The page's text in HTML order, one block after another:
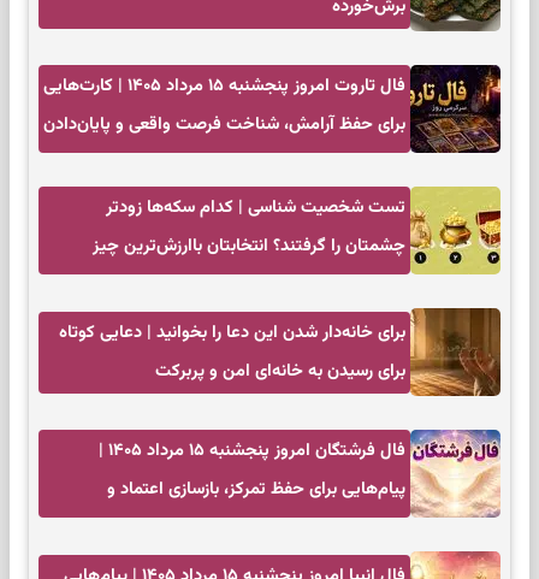
برش‌خورده
فال تاروت امروز پنجشنبه ۱۵ مرداد ۱۴۰۵ | کارت‌هایی
برای حفظ آرامش، شناخت فرصت واقعی و پایان‌دادن
تست شخصیت شناسی | کدام سکه‌ها زودتر
چشمتان را گرفتند؟ انتخابتان باارزش‌ترین چیز
برای خانه‌دار شدن این دعا را بخوانید | دعایی کوتاه
برای رسیدن به خانه‌ای امن و پربرکت
فال فرشتگان امروز پنجشنبه ۱۵ مرداد ۱۴۰۵ |
پیام‌هایی برای حفظ تمرکز، بازسازی اعتماد و